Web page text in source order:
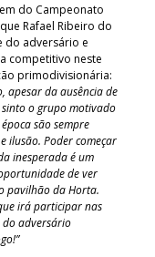
do Campeonato
Rafael Ribeiro do
do adversário e
competitivo neste
primodivisionária:
apesar da ausência de
o grupo motivado
são sempre
ilusão. Poder começar
inesperada é um
de ver
pavilhão da Horta.
irá participar nas
do adversário